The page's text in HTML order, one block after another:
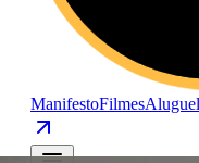
ManifestoFilmes